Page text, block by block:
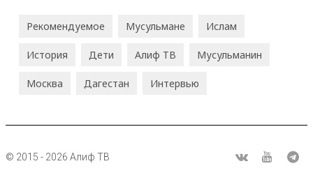
Рекомендуемое Мусульмане Ислам
История Дети Алиф ТВ Мусульманин
Москва Дагестан Интервью
© 2015 - 2026 Алиф ТВ